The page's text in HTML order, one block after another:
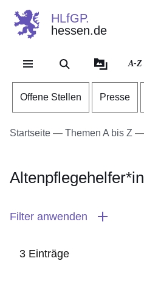
HLfGP.
hessen.de
A-Z
Offene Stellen Presse
Startseite Themen A bis Z
Altenpflegehelfer*in
Filter anwenden
3 Einträge